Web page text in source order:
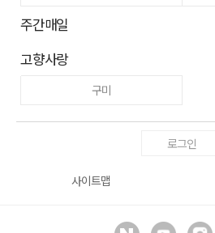
주간매일
고향사랑
구미
로그인
사이트맵